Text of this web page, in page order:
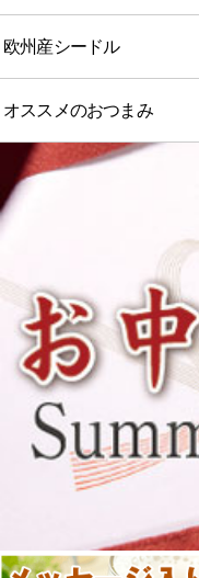
欧州産シードル
オススメのおつまみ